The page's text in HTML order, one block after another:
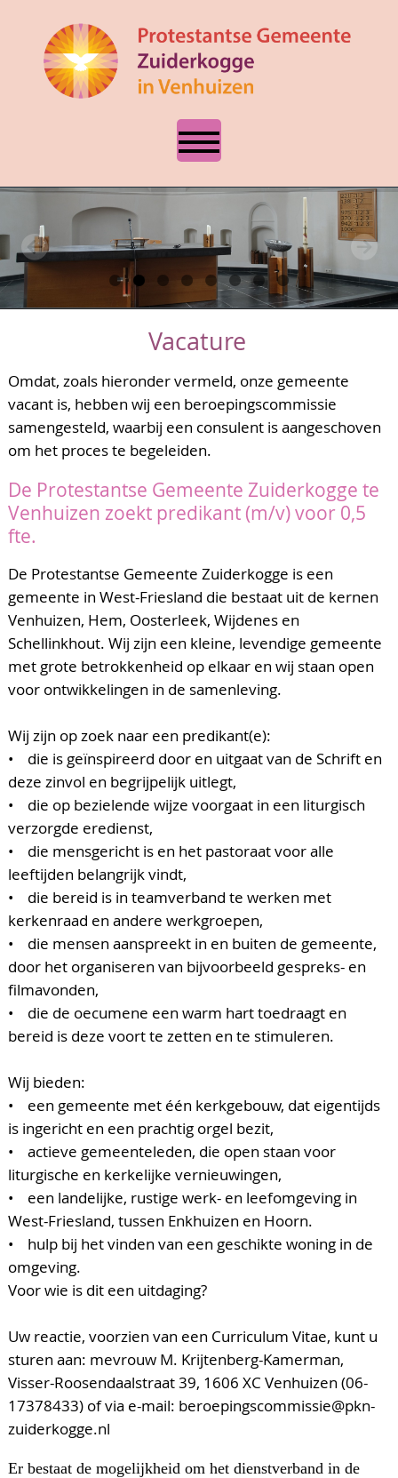
Vacature
Omdat, zoals hieronder vermeld, onze gemeente
vacant is, hebben wij een beroepingscommissie
samengesteld, waarbij een consulent is aangeschoven
om het proces te begeleiden.
De Protestantse Gemeente Zuiderkogge te
Venhuizen zoekt predikant (m/v) voor 0,5
fte.
De Protestantse Gemeente Zuiderkogge is een
gemeente in West-Friesland die bestaat uit de kernen
Venhuizen, Hem, Oosterleek, Wijdenes en
Schellinkhout. Wij zijn een kleine, levendige gemeente
met grote betrokkenheid op elkaar en wij staan open
voor ontwikkelingen in de samenleving.
Wij zijn op zoek naar een predikant(e):
• die is geïnspireerd door en uitgaat van de Schrift en
deze zinvol en begrijpelijk uitlegt,
• die op bezielende wijze voorgaat in een liturgisch
verzorgde eredienst,
• die mensgericht is en het pastoraat voor alle
leeftijden belangrijk vindt,
• die bereid is in teamverband te werken met
kerkenraad en andere werkgroepen,
• die mensen aanspreekt in en buiten de gemeente,
door het organiseren van bijvoorbeeld gespreks- en
filmavonden,
• die de oecumene een warm hart toedraagt en
bereid is deze voort te zetten en te stimuleren.
Wij bieden:
• een gemeente met één kerkgebouw, dat eigentijds
is ingericht en een prachtig orgel bezit,
• actieve gemeenteleden, die open staan voor
liturgische en kerkelijke vernieuwingen,
• een landelijke, rustige werk- en leefomgeving in
West-Friesland, tussen Enkhuizen en Hoorn.
• hulp bij het vinden van een geschikte woning in de
omgeving.
Voor wie is dit een uitdaging?
Uw reactie, voorzien van een Curriculum Vitae, kunt u
sturen aan: mevrouw M. Krijtenberg-Kamerman,
Visser-Roosendaalstraat 39, 1606 XC Venhuizen (06-
17378433) of via e-mail: beroepingscommissie@pkn-
zuiderkogge.nl
Er bestaat de mogelijkheid om het dienstverband in de